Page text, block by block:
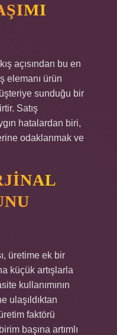
açısından bu en
elemanı ürün
sunduğu bir
Satış
hatalardan biri,
odaklanmak ve
üretime ek bir
küçük artışlarla
kullanımının
ulaşıldıktan
faktörü
başına artımlı